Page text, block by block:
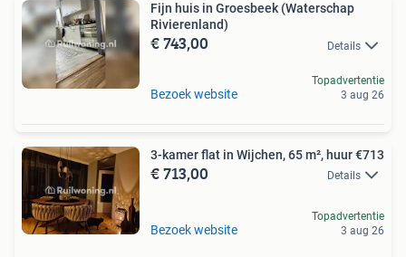
Fijn huis in Groesbeek (Waterschap
Rivierenland)
€ 743,00 Details
Bezoek website
Topadvertentie
3 aug 26
3-kamer flat in Wijchen, 65 m², huur €713
€ 713,00 Details
Bezoek website
Topadvertentie
3 aug 26